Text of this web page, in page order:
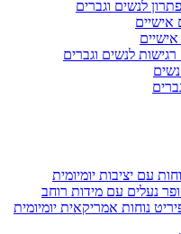
לנשים וגברים
אישיים
רגישות לנשים וגברים